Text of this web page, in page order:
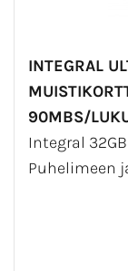
INTEGRAL
90MBS/
Integral
Puhelimeen